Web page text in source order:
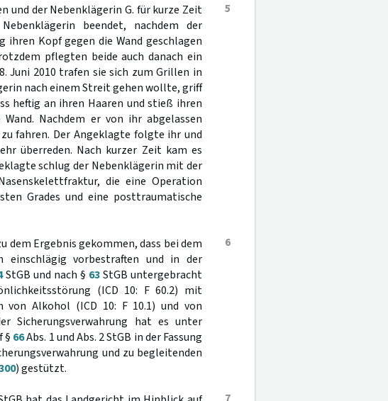
5
und der Nebenklägerin G. für kurze Zeit
beendet, nachdem der
ihren Kopf gegen die Wand geschlagen
pflegten beide auch danach ein
Juni 2010 trafen sie sich zum Grillen in
nach einem Streit gehen wollte, griff
heftig an ihren Haaren und stieß ihren
Nachdem er von ihr abgelassen
fahren. Der Angeklagte folgte ihr und
überreden. Nach kurzer Zeit kam es
schlug der Nebenklägerin mit der
die eine Operation
Grades und eine posttraumatische
6
dem Ergebnis gekommen, dass bei dem
einschlägig vorbestraften und in der
StGB und nach § 63StGB untergebracht
(ICD 10: F 60.2) mit
von Alkohol (ICD 10: F 10.1) und von
Sicherungsverwahrung hat es unter
§ 66Abs. 1 und Abs. 2 StGB in der Fassung
und zu begleitenden
) gestützt.